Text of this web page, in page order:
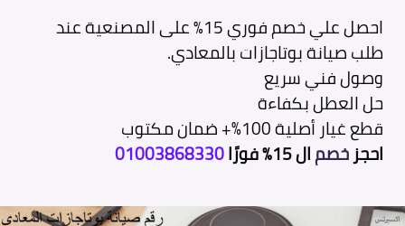
احصل علي خصم فوري 15٪ على المصنعية عند
طلب صيانة بوتاجازات بالمعادي.
وصول فني سريع
حل العطل بكفاءة
قطع غيار أصلية 100%+ ضمان مكتوب
احجزخصمال 15٪ فورًا 01003868330